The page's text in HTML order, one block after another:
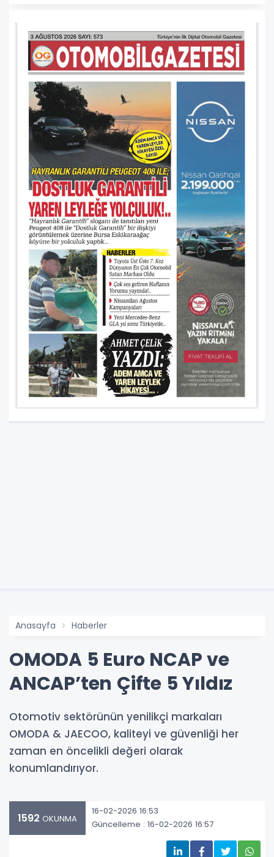
Anasayfa Haberler
OMODA 5 Euro NCAP ve
ANCAP’ten Çifte 5 Yıldız
Otomotiv sektörünün yenilikçi markaları
OMODA & JAECOO, kaliteyi ve güvenliği her
zaman en öncelikli değeri olarak
konumlandırıyor.
1592 OKUNMA
16-02-2026 16:53
Güncelleme : 16-02-2026 16:57